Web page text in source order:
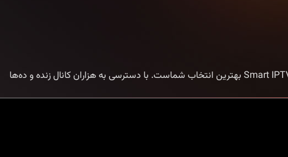
خرید اکانت IPTV با Smart IPTV | تجربه تماشای بدون محدودیت اگر به دنبال یک روش ساده و مطمئن برای خرید اکانت IPTV هستید، Smart IPTV بهترین انتخاب شماست. با دسترسی به هزاران کانال زنده و ده‌ها